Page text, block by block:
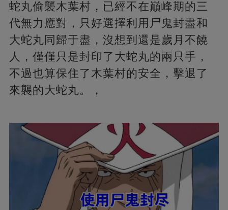
蛇丸偷襲木葉村，已經不在巔峰期的三
代無力應對，只好選擇利用尸鬼封盡和
大蛇丸同歸于盡，沒想到還是歲月不饒
人，僅僅只是封印了大蛇丸的兩只手，
不過也算保住了木葉村的安全，擊退了
來襲的大蛇丸。，